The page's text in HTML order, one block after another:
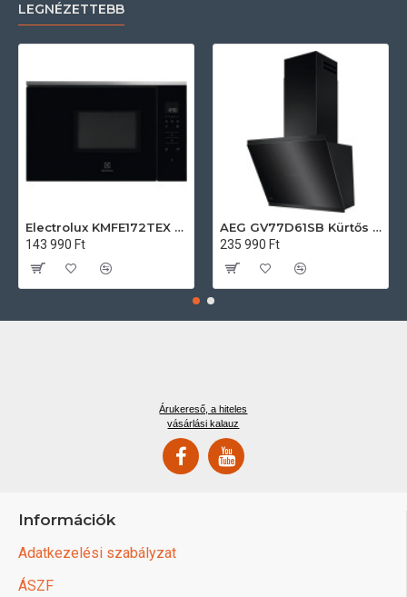
LEGNÉZETTEBB
Electrolux KMFE172TEX Felsőszekrénybe építhető mikrohullámú sütő
143 990 Ft
AEG GV77D61SB Kürtős páraelszívó
235 990 Ft
Árukereső, a hiteles
vásárlási kalauz
Információk
Adatkezelési szabályzat
ÁSZF